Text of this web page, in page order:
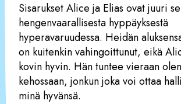
Sisarukset Alice ja Elias ovat juuri
hengenvaarallisesta hyppäyksestä
hyperavaruudessa. Heidän
on kuitenkin vahingoittunut, eikä
kovin hyvin. Hän tuntee vieraan
kehossaan, jonkun joka voi ottaa
minä hyvänsä.